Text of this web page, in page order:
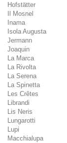
Hofstätter
Il Mosnel
Inama
Isola Augusta
Jermann
Joaquin
La Marca
La Rivolta
La Serena
La Spinetta
Les Crêtes
Librandi
Lis Neris
Lungarotti
Lupi
Macchialupa